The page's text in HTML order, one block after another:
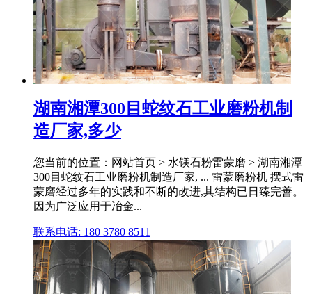
湖南湘潭300目蛇纹石工业磨粉机制
造厂家,多少
您当前的位置：网站首页 > 水镁石粉雷蒙磨 > 湖南湘潭
300目蛇纹石工业磨粉机制造厂家, ... 雷蒙磨粉机 摆式雷
蒙磨经过多年的实践和不断的改进,其结构已日臻完善。
因为广泛应用于冶金...
联系电话: 180 3780 8511